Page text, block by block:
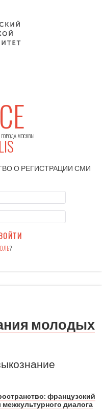
МОСКВЫ
О РЕГИСТРАЦИИСМИ
?
молодых
французский
диалога